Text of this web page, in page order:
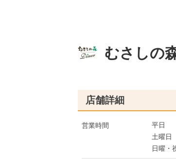
むさしの
店舗詳細
営業時間 平日
土曜日
日曜・